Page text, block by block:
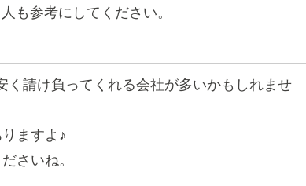
も参考にしてください。
請け負ってくれる会社が多いかもしれませ
ますよ♪
さいね。